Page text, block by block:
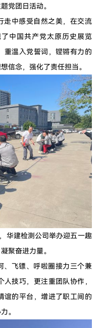
党团日活动。
走中感受自然之美，在交流
中国共产党太原历史展览
重温入党誓词，铿锵有力的
信念，强化了责任担当。
华建检测公司举办迎五一趣
聚奋进力量。
、飞镖、呼啦圈接力三个兼
技巧，更注重团队协作，
谊的平台，增进了职工间的
。